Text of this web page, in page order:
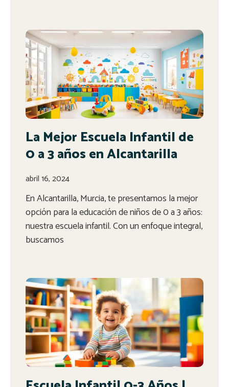
La Mejor Escuela Infantil de
0 a 3 años en Alcantarilla
abril 16, 2024
En Alcantarilla, Murcia, te presentamos la mejor
opción para la educación de niños de 0 a 3 años:
nuestra escuela infantil. Con un enfoque integral,
buscamos